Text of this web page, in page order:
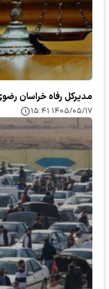
مدیرکل رفاه خراسان
۱۴۰۵/۰۵/۱۷ ۱۵:۴۱